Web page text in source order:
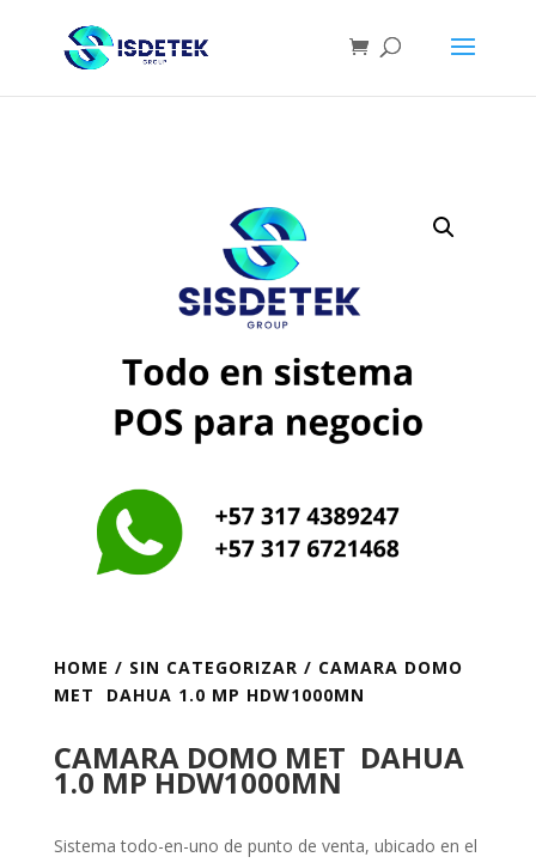
HOME / SIN CATEGORIZAR / CAMARA DOMO
MET DAHUA 1.0 MP HDW1000MN
CAMARA DOMO MET DAHUA
1.0 MP HDW1000MN
Sistema todo-en-uno de punto de venta, ubicado en el